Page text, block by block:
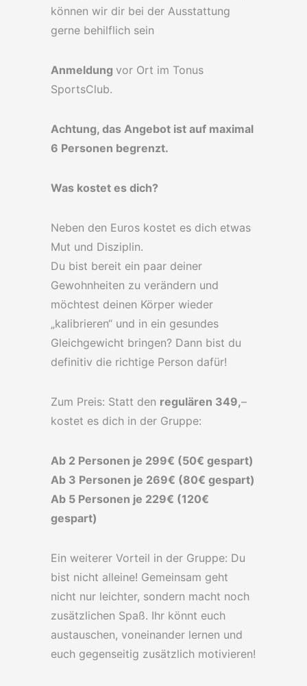
können wir dir bei der Ausstattung
gerne behilflich sein
Anmeldung vor Ort im Tonus
SportsClub.
Achtung, das Angebot ist auf maximal
6 Personen begrenzt.
Was kostet es dich?
Neben den Euros kostet es dich etwas
Mut und Disziplin.
Du bist bereit ein paar deiner
Gewohnheiten zu verändern und
möchtest deinen Körper wieder
„kalibrieren“ und in ein gesundes
Gleichgewicht bringen? Dann bist du
definitiv die richtige Person dafür!
Zum Preis: Statt den regulären 349,–
kostet es dich in der Gruppe:
Ab 2 Personen je 299€ (50€ gespart)
Ab 3 Personen je 269€ (80€ gespart)
Ab 5 Personen je 229€ (120€
gespart)
Ein weiterer Vorteil in der Gruppe: Du
bist nicht alleine! Gemeinsam geht
nicht nur leichter, sondern macht noch
zusätzlichen Spaß. Ihr könnt euch
austauschen, voneinander lernen und
euch gegenseitig zusätzlich motivieren!